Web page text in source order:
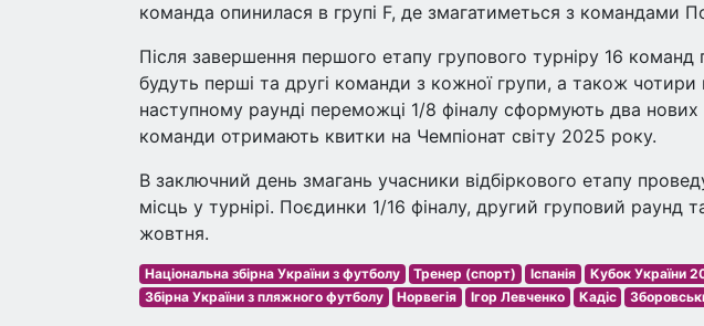
команда опинилася в групі F, де змагатиметься з командами
Після завершення першого етапу групового турніру 16 команд
будуть перші та другі команди з кожної групи, а також чотири
наступному раунді переможці 1/8 фіналу сформують два нових
команди отримають квитки на Чемпіонат світу 2025 року.
В заключний день змагань учасники відбіркового етапу
місць у турнірі. Поєдинки 1/16 фіналу, другий груповий раунд
жовтня.
Національна збірна України з футболу Тренер (спорт) Іспанія Кубок України
Збірна України з пляжного футболу
Норвегія Ігор Левченко Кадіс